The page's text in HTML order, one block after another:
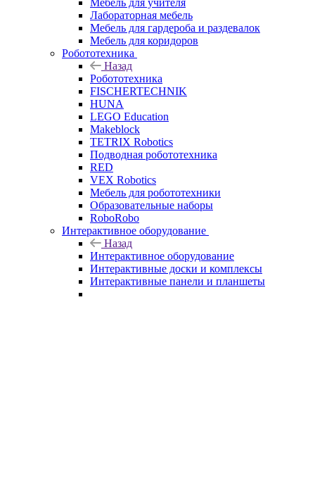
Мебель для учителя
Лабораторная мебель
Мебель для гардероба и раздевалок
Мебель для коридоров
Робототехника
Назад
Робототехника
FISCHERTECHNIK
HUNA
LEGO Education
Makeblock
TETRIX Robotics
Подводная робототехника
RED
VEX Robotics
Мебель для робототехники
Образовательные наборы
RoboRobo
Интерактивное оборудование
Назад
Интерактивное оборудование
Интерактивные доски и комплексы
Интерактивные панели и планшеты